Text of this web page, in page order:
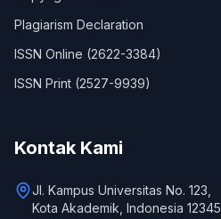
Plagiarism Declaration
ISSN Online (2622-3384)
ISSN Print (2527-9939)
Kontak Kami
Jl. Kampus Universitas No. 123,
Kota Akademik, Indonesia 12345